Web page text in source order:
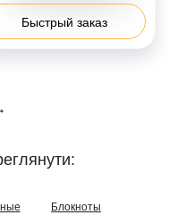
Быстрый заказ
Блокноты